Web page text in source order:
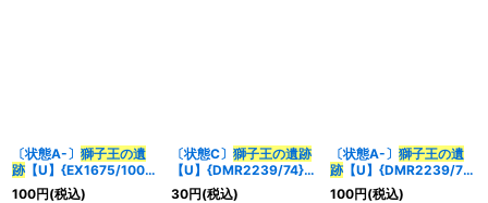
〔状態A-〕 獅子王の遺
跡 【U】{EX1675/100}
《自然》
100円(税込)
〔状態C〕 獅子王の遺跡
【U】{DMR2239/74}
《自然》
30円(税込)
〔状態A-〕 獅子王の遺
跡【U】{DMR2239/74}
《自然》
100円(税込)